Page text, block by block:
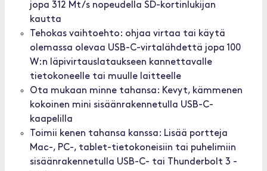
jopa 312 Mt/s nopeudella SD-kortinlukijan
kautta
Tehokas vaihtoehto: ohjaa virtaa tai käytä
olemassa olevaa USB-C-virtalähdettä jopa 100
W:n läpivirtauslataukseen kannettavalle
tietokoneelle tai muulle laitteelle
Ota mukaan minne tahansa: Kevyt, kämmenen
kokoinen mini sisäänrakennetulla USB-C-
kaapelilla
Toimii kenen tahansa kanssa: Lisää portteja
Mac-, PC-, tablet-tietokoneisiin tai puhelimiin
sisäänrakennetulla USB-C- tai Thunderbolt 3 -